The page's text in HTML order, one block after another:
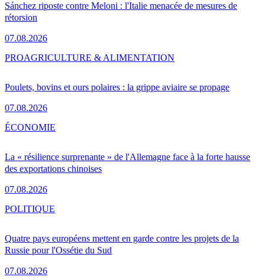
Sánchez riposte contre Meloni : l'Italie menacée de mesures de
rétorsion
07.08.2026
Poulets, bovins et ours polaires : la grippe aviaire se propage
07.08.2026
PROAGRICULTURE & ALIMENTATION
La « résilience surprenante » de l'Allemagne face à la forte hausse
des exportations chinoises
07.08.2026
ÉCONOMIE
Quatre pays européens mettent en garde contre les projets de la
Russie pour l'Ossétie du Sud
07.08.2026
POLITIQUE